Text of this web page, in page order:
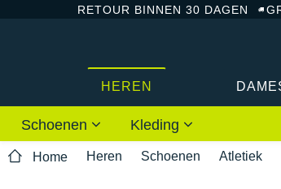
RETOUR BINNEN 30 DAGEN
HEREN
Schoenen Kleding
Home Heren Schoenen Atletiek